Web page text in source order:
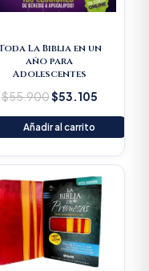
La Biblia en un
año para
Adolescentes
$55.900$53.105
Añadir al carrito